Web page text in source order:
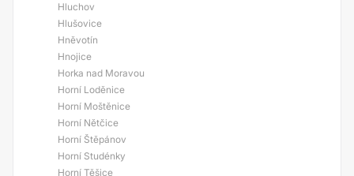
Hluchov
Hlušovice
Hněvotín
Hnojice
Horka nad Moravou
Horní Loděnice
Horní Moštěnice
Horní Nětčice
Horní Štěpánov
Horní Studénky
Horní Těšice